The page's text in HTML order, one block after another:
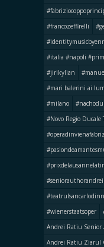
#francozeffirelli
#italia #napoli
#jirikylian
#mari balerini ai
#milano
#Novo Regio Ducale
#wienerstaatsoper
Andrei Ratiu
Andrei Ratiu Ziarul